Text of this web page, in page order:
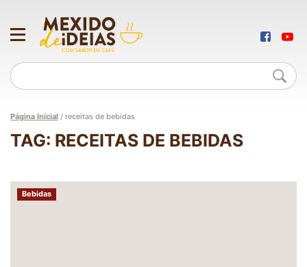
Página Inicial / receitas de bebidas
TAG: RECEITAS DE BEBIDAS
Bebidas